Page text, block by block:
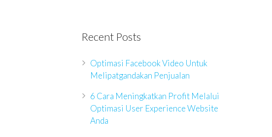
Recent Posts
Optimasi Facebook Video Untuk
Melipatgandakan Penjualan
6 Cara Meningkatkan Profit Melalui
Optimasi User Experience Website
Anda